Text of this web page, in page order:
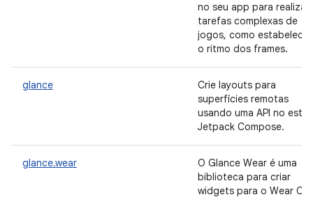
no seu app para realizar
tarefas complexas de
jogos, como estabelecer
o ritmo dos frames.
glance
Crie layouts para
superfícies remotas
usando uma API no estilo
Jetpack Compose.
glance.wear
O Glance Wear é uma
biblioteca para criar
widgets para o Wear OS.